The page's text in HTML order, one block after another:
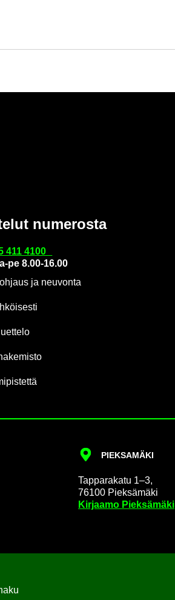
nu­me­ros­ta
411 4100
pe 8.00-16.00
ja neu­von­ta
PIEK­SA­MÄ­KI
Tap­pa­ra­ka­tu 1–3,
76100 Piek­sä­mä­ki
Kir­jaa­mo Piek­sä­mä­ki